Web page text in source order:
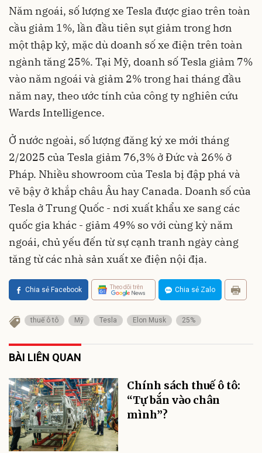
Năm ngoái, số lượng xe Tesla được giao trên toàn
cầu giảm 1%, lần đầu tiên sụt giảm trong hơn
một thập kỷ, mặc dù doanh số xe điện trên toàn
ngành tăng 25%. Tại Mỹ, doanh số Tesla giảm 7%
vào năm ngoái và giảm 2% trong hai tháng đầu
năm nay, theo ước tính của công ty nghiên cứu
Wards Intelligence.
Ở nước ngoài, số lượng đăng ký xe mới tháng
2/2025 của Tesla giảm 76,3% ở Đức và 26% ở
Pháp. Nhiều showroom của Tesla bị đập phá và
vẽ bậy ở khắp châu Âu hay Canada. Doanh số của
Tesla ở Trung Quốc - nơi xuất khẩu xe sang các
quốc gia khác - giảm 49% so với cùng kỳ năm
ngoái, chủ yếu đến từ sự cạnh tranh ngày càng
tăng từ các nhà sản xuất xe điện nội địa.
Chia sẻ Facebook Theo dõi trên Chia sẻ Zalo
thuế ô tô Mỹ Tesla Elon Musk 25%
BÀI LIÊN QUAN
Chính sách thuế ô tô:
“Tự bắn vào chân
mình”?